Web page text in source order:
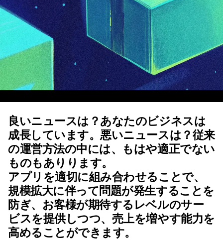
良いニュースは？あなたのビジネスは
成長しています。悪いニュースは？従来
の運営方法の中には、もはや適正でない
ものもありります。
アプリを適切に組み合わせることで、
規模拡大に伴って問題が発生することを
防ぎ、お客様が期待するレベルのサー
ビスを提供しつつ、売上を増やす能力を
高めることができます。